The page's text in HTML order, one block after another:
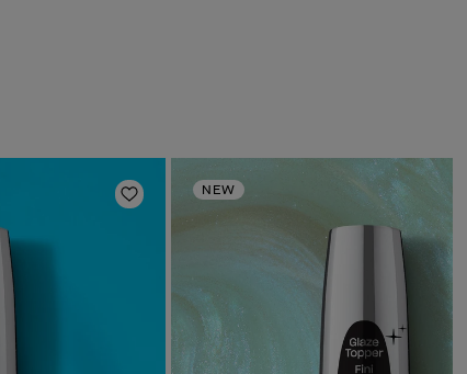
Aggiungi alla lista dei desideri
NEW